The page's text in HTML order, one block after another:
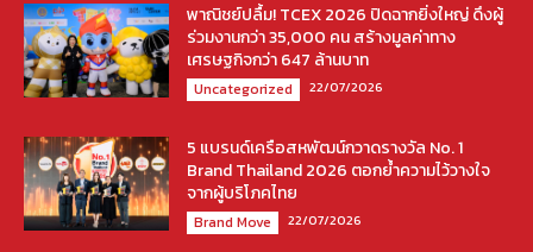
พาณิชย์ปลื้ม! TCEX 2026 ปิดฉากยิ่งใหญ่ ดึงผู้
ร่วมงานกว่า 35,000 คน สร้างมูลค่าทาง
เศรษฐกิจกว่า 647 ล้านบาท
Uncategorized 22/07/2026
5 แบรนด์เครือสหพัฒน์กวาดรางวัล No. 1
Brand Thailand 2026 ตอกย้ำความไว้วางใจ
จากผู้บริโภคไทย
Brand Move 22/07/2026